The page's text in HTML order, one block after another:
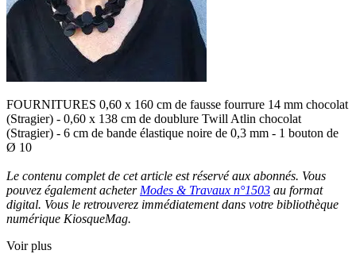
FOURNITURES 0,60 x 160 cm de fausse fourrure 14 mm chocolat
(Stragier) - 0,60 x 138 cm de doublure Twill Atlin chocolat
(Stragier) - 6 cm de bande élastique noire de 0,3 mm - 1 bouton de
Ø 10
Le contenu complet de cet article est réservé aux abonnés. Vous
pouvez également acheterModes & Travaux n°1503 au format
digital. Vous le retrouverez immédiatement dans votre bibliothèque
numérique KiosqueMag.
Voir plus